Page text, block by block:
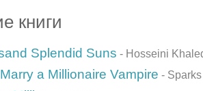
книги
Splendid Suns - Hosseini
a Millionaire Vampire -